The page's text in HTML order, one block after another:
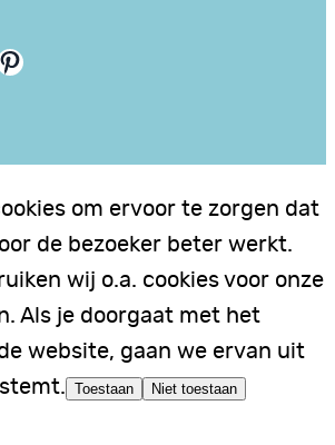
om ervoor te zorgen dat
de bezoeker beter werkt.
wij o.a. cookies voor onze
Als je doorgaat met het
website, gaan we ervan uit
Toestaan Niet toestaan